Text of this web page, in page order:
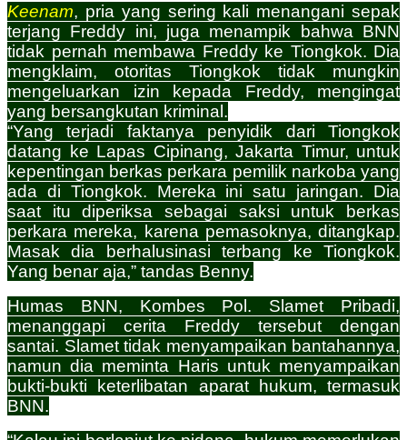
Keenam, pria yang sering kali menangani sepak
terjang Freddy ini, juga menampik bahwa BNN
tidak pernah membawa Freddy ke Tiongkok. Dia
mengklaim, otoritas Tiongkok tidak mungkin
mengeluarkan izin kepada Freddy, mengingat
yang bersangkutan kriminal.
“Yang terjadi faktanya penyidik dari Tiongkok
datang ke Lapas Cipinang, Jakarta Timur, untuk
kepentingan berkas perkara pemilik narkoba yang
ada di Tiongkok. Mereka ini satu jaringan. Dia
saat itu diperiksa sebagai saksi untuk berkas
perkara mereka, karena pemasoknya, ditangkap.
Masak dia berhalusinasi terbang ke Tiongkok.
Yang benar aja,” tandas Benny.
Humas BNN, Kombes Pol. Slamet Pribadi,
menanggapi cerita Freddy tersebut dengan
santai. Slamet tidak menyampaikan bantahannya,
namun dia meminta Haris untuk menyampaikan
bukti-bukti keterlibatan aparat hukum, termasuk
BNN.